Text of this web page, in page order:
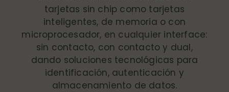
tarjetas sin chip como tarjetas
inteligentes, de memoria o con
microprocesador, en cualquier interface:
sin contacto, con contacto y dual,
dando soluciones tecnológicas para
identificación, autenticación y
almacenamiento de datos.